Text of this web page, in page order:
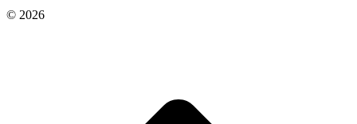
© 2026